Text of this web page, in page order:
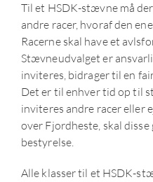
Til et HSDK-stævne må
andre racer, hvoraf den
Racerne skal have et
Stævneudvalget er
inviteres, bidrager til en
Det er til enhver tid op til
inviteres andre racer eller
over Fjordheste, skal disse
bestyrelse.
Alle klasser til et HSDK-